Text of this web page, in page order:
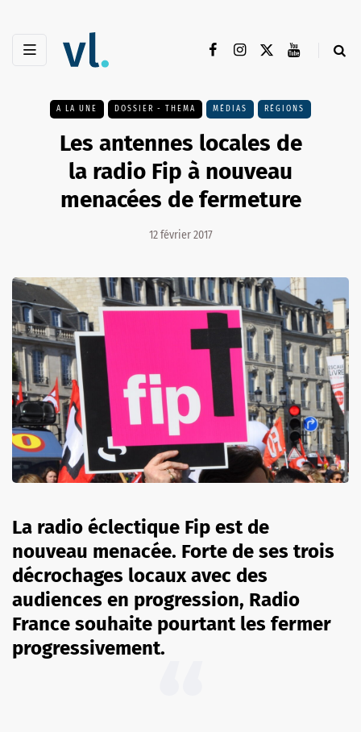
A LA UNE DOSSIER - THEMA MÉDIAS RÉGIONS
Les antennes locales de
la radio Fip à nouveau
menacées de fermeture
12 février 2017
La radio éclectique Fip est de
nouveau menacée. Forte de ses trois
décrochages locaux avec des
audiences en progression, Radio
France souhaite pourtant les fermer
progressivement.